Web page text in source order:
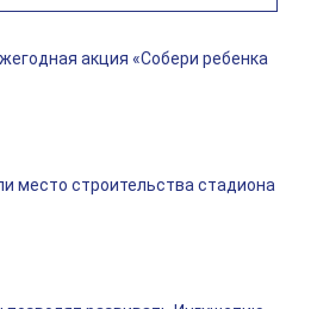
акция «Собери ребенка
место строительства стадиона